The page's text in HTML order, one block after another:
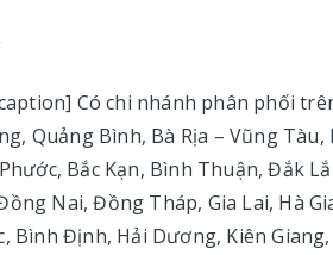
Có chi nhánh phân phối
Quảng Bình, Bà Rịa – Vũng Tàu,
Bắc Kạn, Bình Thuận, Đắk
Nai, Đồng Tháp, Gia Lai, Hà
Bình Định, Hải Dương, Kiên Giang,